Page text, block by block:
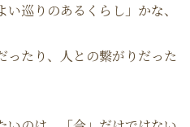
巡りのあるくらし」かな、
ったり、人との繋がりだった